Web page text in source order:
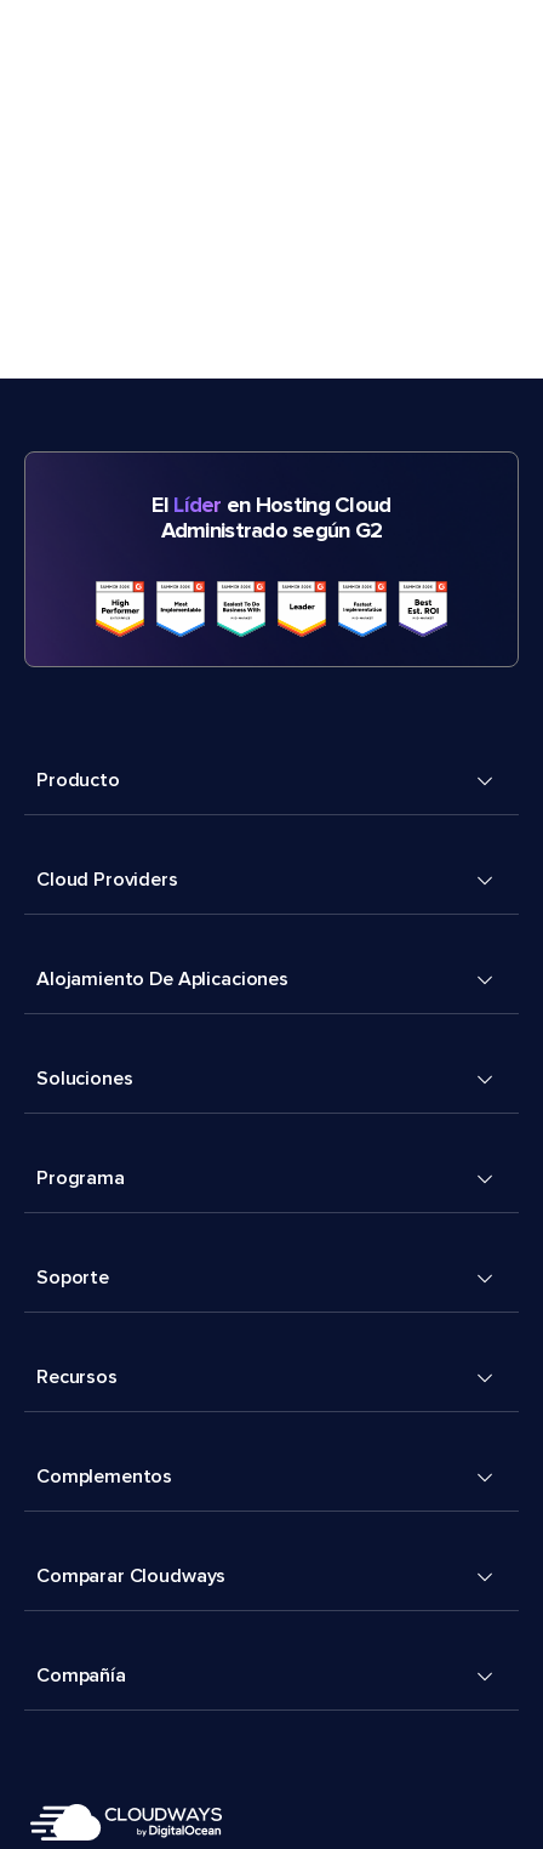
El Líder en Hosting Cloud
Administrado según G2
Producto
Cloud Providers
Alojamiento De Aplicaciones
Soluciones
Programa
Soporte
Recursos
Complementos
Comparar Cloudways
Compañía